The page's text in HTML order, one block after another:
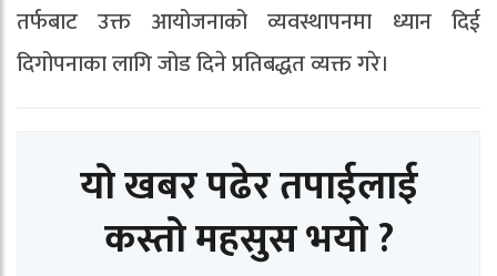
तर्फबाट उक्त आयोजनाको व्यवस्थापनमा ध्यान दिई
दिगोपनाका लागि जोड दिने प्रतिबद्धत व्यक्त गरे।
यो खबर पढेर तपाईलाई
कस्तो महसुस भयो ?